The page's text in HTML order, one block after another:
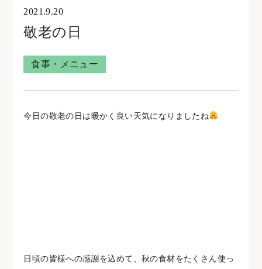
住宅型有料老人ホームウェリナ
0761-47-7215
2021.9.20
敬老の日
食事・メニュー
今日の敬老の日は暖かく良い天気になりましたね
日頃の皆様への感謝を込めて、秋の食材をたくさん使っ